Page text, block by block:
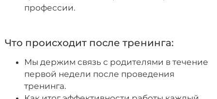
профессии.
Что происходит после тренинга:
Мы держим связь с родителями в течение
первой недели после проведения
тренинга.